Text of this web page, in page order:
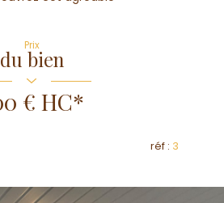
Prix
du bien
€ HC*
réf : 3